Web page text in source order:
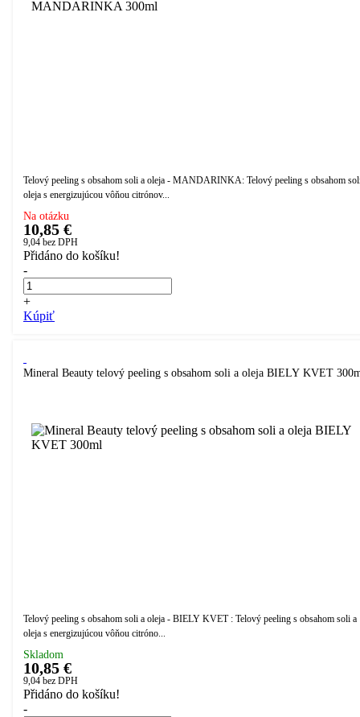
Telový peeling s obsahom soli a oleja - MANDARINKA: Telový peeling s obsahom
oleja s energizujúcou vôňou citrónov...
Na otázku
10,85 €
9,04 bez DPH
Přidáno do košíku!
-
+
Kúpiť
Mineral Beauty telový peeling s obsahom soli a oleja BIELY KVET
Telový peeling s obsahom soli a oleja - BIELY KVET : Telový peeling s obsahom soli a
oleja s energizujúcou vôňou citróno...
Skladom
10,85 €
9,04 bez DPH
Přidáno do košíku!
-